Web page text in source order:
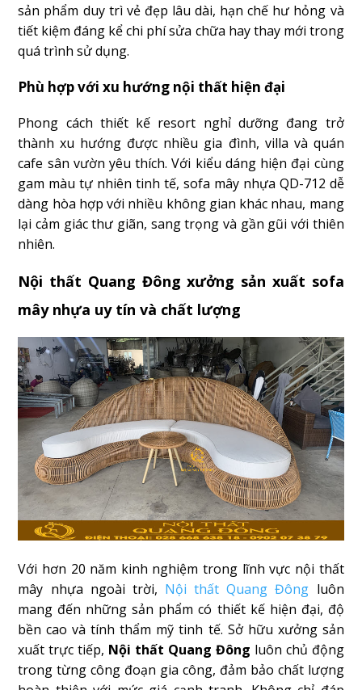
sản phẩm duy trì vẻ đẹp lâu dài, hạn chế hư hỏng và
tiết kiệm đáng kể chi phí sửa chữa hay thay mới trong
quá trình sử dụng.
Phù hợp với xu hướng nội thất hiện đại
Phong cách thiết kế resort nghỉ dưỡng đang trở
thành xu hướng được nhiều gia đình, villa và quán
cafe sân vườn yêu thích. Với kiểu dáng hiện đại cùng
gam màu tự nhiên tinh tế, sofa mây nhựa QD-712 dễ
dàng hòa hợp với nhiều không gian khác nhau, mang
lại cảm giác thư giãn, sang trọng và gần gũi với thiên
nhiên.
Nội thất Quang Đông xưởng sản xuất sofa
mây nhựa uy tín và chất lượng
Với hơn 20 năm kinh nghiệm trong lĩnh vực nội thất
mây nhựa ngoài trời, Nội thất Quang Đông luôn
mang đến những sản phẩm có thiết kế hiện đại, độ
bền cao và tính thẩm mỹ tinh tế. Sở hữu xưởng sản
xuất trực tiếp, Nội thất Quang Đông luôn chủ động
trong từng công đoạn gia công, đảm bảo chất lượng